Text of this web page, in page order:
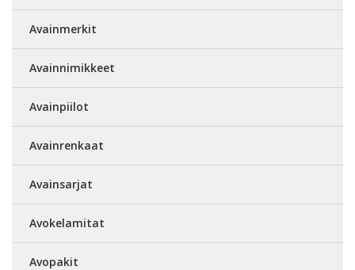
Avainmerkit
Avainnimikkeet
Avainpiilot
Avainrenkaat
Avainsarjat
Avokelamitat
Avopakit